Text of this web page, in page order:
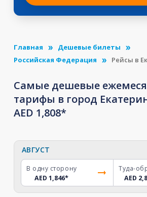
Главная
Дешевые билеты
Российская Федерация
Рейсы в
Самые дешевые
тарифы в город
AED 1,808*
АВГУСТ
В одну сторону
AED 1,846*
Туда-
AED